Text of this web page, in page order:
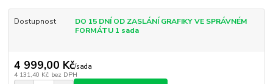
Dostupnost
DO 15 DNÍ OD ZASLÁNÍ GRAFIKY VE SPRÁVNÉM
FORMÁTU 1 sada
4 999,00 Kč/sada
4 131,40 Kč bez DPH